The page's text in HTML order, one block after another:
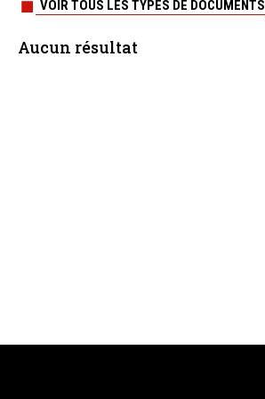
VOIR TOUS LES TYPES DE DOCUMENTS
Aucun résultat